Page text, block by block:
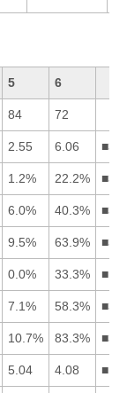
5 6
84 72
2.55 6.06
1.2% 22.2%
6.0% 40.3%
9.5% 63.9%
0.0% 33.3%
7.1% 58.3%
10.7% 83.3%
5.04 4.08